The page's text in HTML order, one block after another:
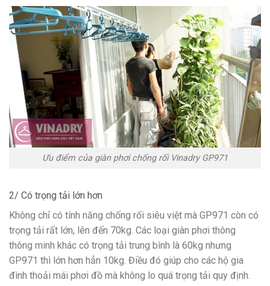
Ưu điểm của giàn phơi chống rối Vinadry GP971
2/ Có trọng tải lớn hơn
Không chỉ có tính năng chống rối siêu việt mà GP971 còn có
trọng tải rất lớn, lên đến 70kg. Các loại giàn phơi thông
thông minh khác có trọng tải trung bình là 60kg nhưng
GP971 thì lớn hơn hẳn 10kg. Điều đó giúp cho các hộ gia
đình thoải mái phơi đồ mà không lo quá trọng tải quy định.